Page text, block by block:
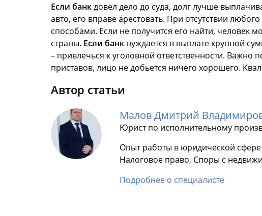
Если банкдовел дело до суда, долг лучше
авто, его вправе арестовать. При отсутствии
способами. Если не получится его найти, человек
страны. Если банк нуждается в выплате крупной
– привлечься к уголовной ответственности.
приставов, лицо не добьется ничего хорошего.
Автор статьи
Малов Дмитрий
Юрист по исполнительному
Опыт работы в юридической
Налоговое право, Споры с
Подробнее о специалисте